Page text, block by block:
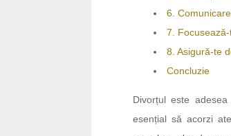
6.
7.
8. Asigură-te
Concluzie
Divorțul este
esențial să acorzi